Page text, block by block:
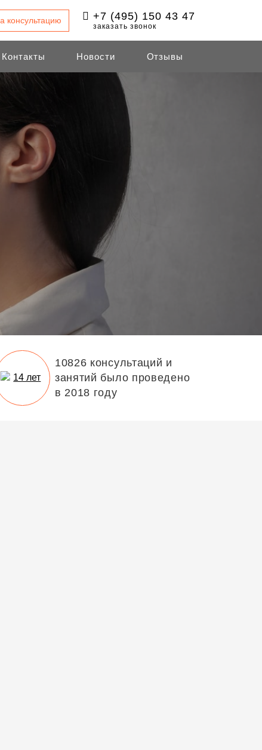
консультацию +7 (495) 150 43 47
заказать звонок
Контакты Новости Отзывы
10826 консультаций и
занятий было проведено
в 2018 году